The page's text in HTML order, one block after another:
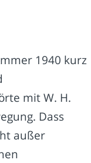
1940 kurz
mit W. H.
Dass
außer